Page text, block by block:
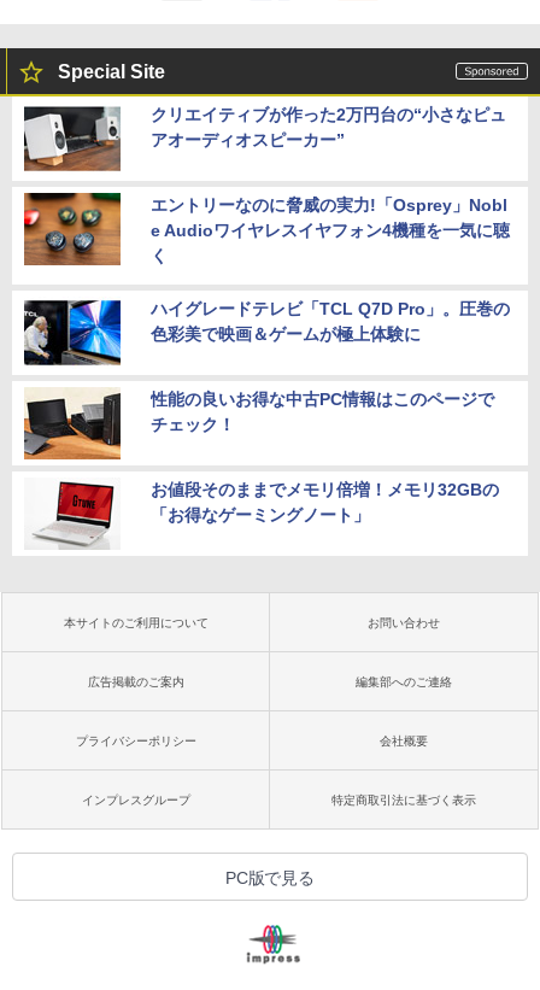
Special Site
クリエイティブが作った2万円台の“小さなピュ
アオーディオスピーカー”
エントリーなのに脅威の実力!「Osprey」Nobl
e Audioワイヤレスイヤフォン4機種を一気に聴
く
ハイグレードテレビ「TCL Q7D Pro」。圧巻の
色彩美で映画＆ゲームが極上体験に
性能の良いお得な中古PC情報はこのページで
チェック！
お値段そのままでメモリ倍増！メモリ32GBの
「お得なゲーミングノート」
本サイトのご利用について お問い合わせ
広告掲載のご案内 編集部へのご連絡
プライバシーポリシー 会社概要
インプレスグループ 特定商取引法に基づく表示
PC版で見る